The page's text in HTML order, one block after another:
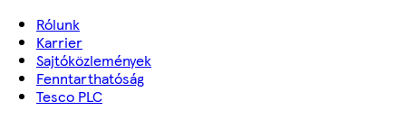
Rólunk
Karrier
Sajtóközlemények
Fenntarthatóság
Tesco PLC